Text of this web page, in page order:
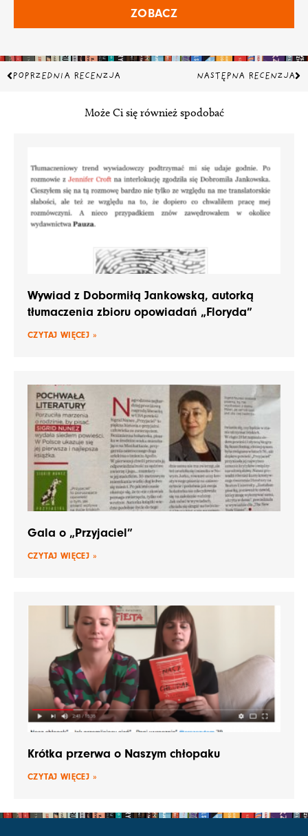
ZOBACZ
Prev
POPRZEDNIA RECENZJA NASTĘPNA RECENZJA
Może Ci się również spodobać
Wywiad z Dobormiłą Jankowską, autorką
tłumaczenia zbioru opowiadań „Floryda”
CZYTAJ WIĘCEJ »
Gala o „Przyjaciel”
CZYTAJ WIĘCEJ »
Krótka przerwa o Naszym chłopaku
CZYTAJ WIĘCEJ »